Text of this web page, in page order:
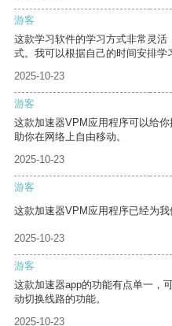
游客
这款学习软件的学习方式非常灵
式。我可以根据自己的时间安排学
2025-10-23
游客
这款加速器VPM应用程序可以给
助你在网络上自由移动。
2025-10-23
游客
这款加速器VPM应用程序已经为我
2025-10-23
游客
这款加速器app的功能有点单一，
动切换线路的功能。
2025-10-23